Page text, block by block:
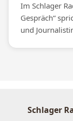
Im Schlager
Gespräch“
und
Schlager